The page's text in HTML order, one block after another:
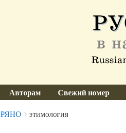
Авторам Свежий номер
Breadcrumbs
You
РЯНО этимология